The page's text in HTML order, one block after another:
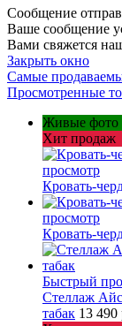
Сообщение
Ваше сообщение
Вами свяжется
Закрыть окно
Самые
Просмотренные
Живые фото
Хит продаж
просмотр
Кровать-
просмотр
Кровать-
Быстрый
Стеллаж
табак 13 490